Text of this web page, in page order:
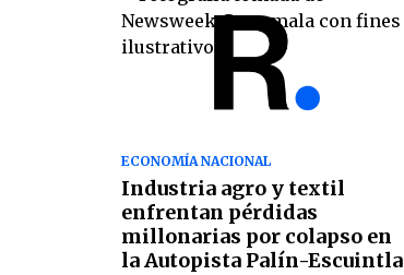
ECONOMÍA NACIONAL
Industria agro y textil
enfrentan pérdidas
millonarias por colapso en
la Autopista Palín-Escuintla